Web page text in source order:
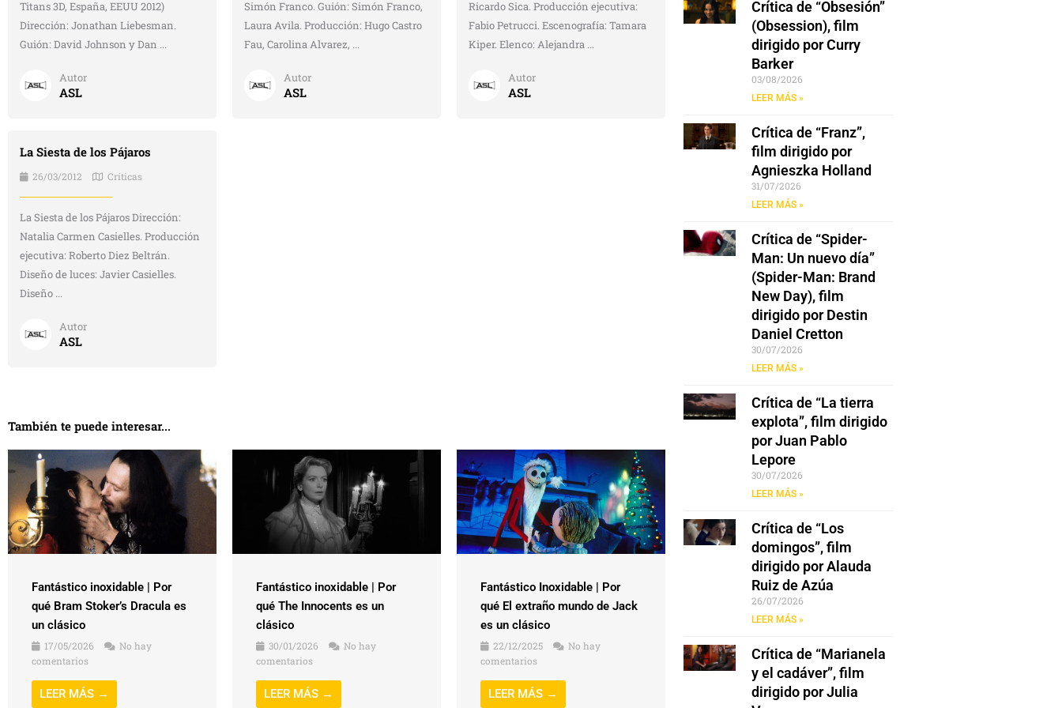
Titans 3D, España, EEUU 2012)
Dirección: Jonathan Liebesman.
Guión: David Johnson y Dan ...
Autor
ASL
Simón Franco. Guión: Simón Franco,
Laura Avila. Producción: Hugo Castro
Fau, Carolina Alvarez, ...
Autor
ASL
Ricardo Sica. Producción ejecutiva:
Fabio Petrucci. Escenografía: Tamara
Kiper. Elenco: Alejandra ...
Autor
ASL
La Siesta de los Pájaros
26/03/2012 Críticas
La Siesta de los Pájaros Dirección:
Natalia Carmen Casielles. Producción
ejecutiva: Roberto Diez Beltrán.
Diseño de luces: Javier Casielles.
Diseño ...
Autor
ASL
También te puede interesar...
Fantástico inoxidable | Por
qué Bram Stoker’s Dracula es
un clásico
17/05/2026
No hay
comentarios
LEER MÁS →
Fantástico inoxidable | Por
qué The Innocents es un
clásico
30/01/2026
No hay
comentarios
LEER MÁS →
Fantástico Inoxidable | Por
qué El extraño mundo de Jack
es un clásico
22/12/2025
No hay
comentarios
LEER MÁS →
Crítica de “Obsesión”
(Obsession), film
dirigido por Curry
Barker
03/08/2026
LEER MÁS »
Crítica de “Franz”,
film dirigido por
Agnieszka Holland
31/07/2026
LEER MÁS »
Crítica de “Spider-
Man: Un nuevo día”
(Spider-Man: Brand
New Day), film
dirigido por Destin
Daniel Cretton
30/07/2026
LEER MÁS »
Crítica de “La tierra
explota”, film dirigido
por Juan Pablo
Lepore
30/07/2026
LEER MÁS »
Crítica de “Los
domingos”, film
dirigido por Alauda
Ruiz de Azúa
26/07/2026
LEER MÁS »
Crítica de “Marianela
y el cadáver”, film
dirigido por Julia